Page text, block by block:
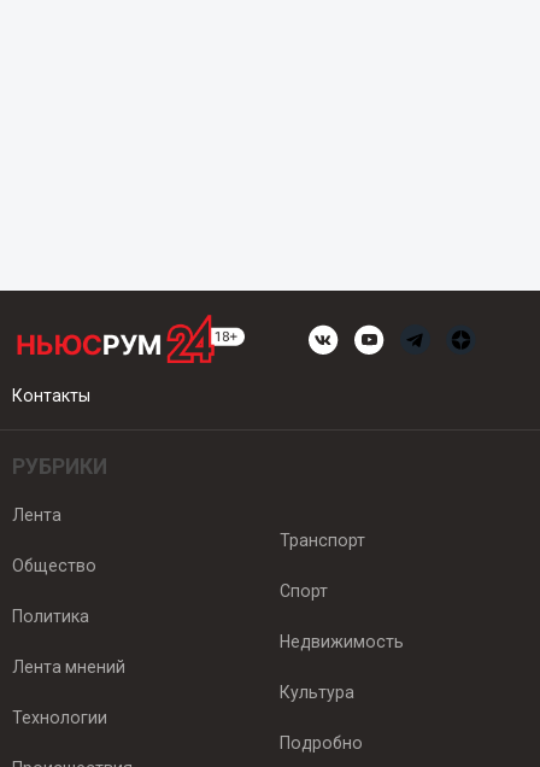
Контакты
РУБРИКИ
Лента
Общество
Политика
Лента мнений
Технологии
Транспорт
Спорт
Недвижимость
Культура
Подробно